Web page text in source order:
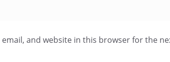
email, and website in this browser for the